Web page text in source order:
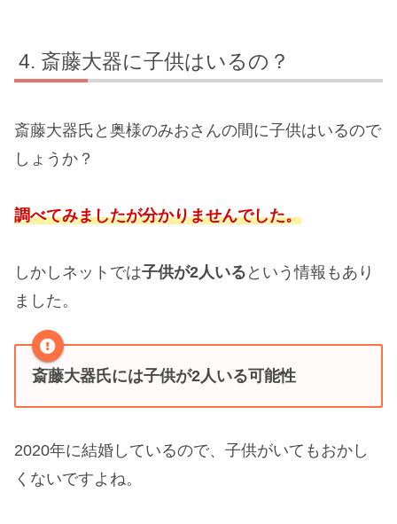
斎藤大器に子供はいるの？
斎藤大器氏と奥様のみおさんの間に子供はいるので
しょうか？
調べてみましたが分かりませんでした。
しかしネットでは子供が2人いる という情報もあり
ました。
斎藤大器氏には子供が2人いる可能性
2020年に結婚しているので、子供がいてもおかし
くないですよね。